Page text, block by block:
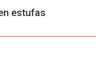
estufas